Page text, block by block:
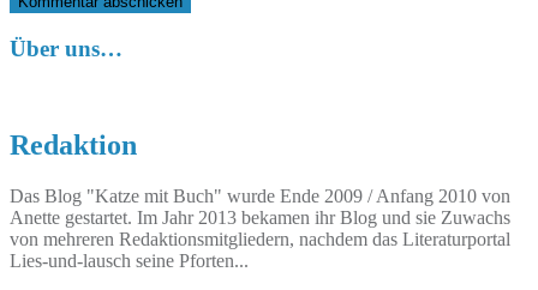
Über uns…
Redaktion
Das Blog "Katze mit Buch" wurde Ende 2009 / Anfang 2010 von
Anette gestartet. Im Jahr 2013 bekamen ihr Blog und sie Zuwachs
von mehreren Redaktionsmitgliedern, nachdem das Literaturportal
Lies-und-lausch seine Pforten...